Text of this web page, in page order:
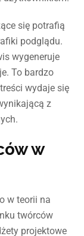
się potrafią
podglądu.
wygeneruje
To bardzo
wydaje się
z
w
w teorii na
twórców
projektowe